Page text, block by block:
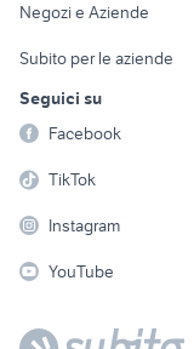
Telefonia
Negozi e Aziende
Subito per le aziende
Seguici su
Facebook
TikTok
Instagram
YouTube